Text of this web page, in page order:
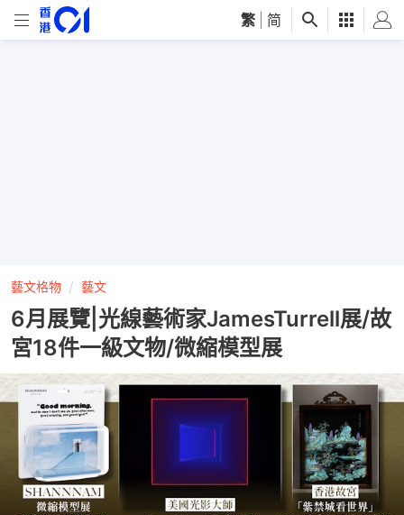
繁 简
藝文格物 藝文
6月展覽|光線藝術家JamesTurrell展/故
宮18件一級文物/微縮模型展